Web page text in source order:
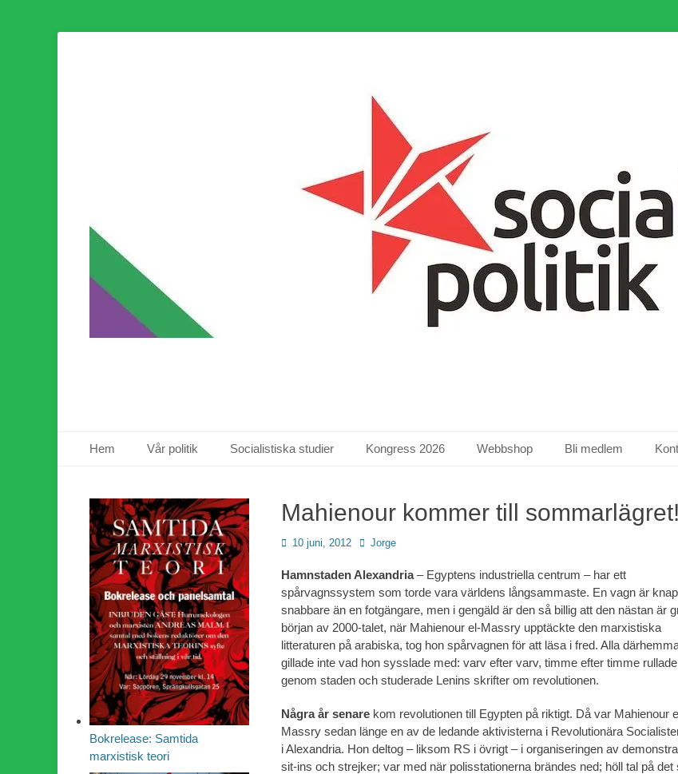
Primär meny
Hem Vår politik Socialistiska studier Kongress 2026 Webbshop Bli medlem
Mahienour kommer till sommarlägret!
Publicerad
10 juni, 2012 Författare
Jorge
Hamnstaden Alexandria– Egyptens industriella centrum – har ett
spårvagnssystem som torde vara världens långsammaste. En vagn är
snabbare än en fotgängare, men i gengäld är den så billig att den nästan är
början av 2000-talet, när Mahienour el-Massry upptäckte den marxistiska
litteraturen på arabiska, tog hon spårvagnen för att läsa i fred. Alla
gillade inte vad hon sysslade med: varv efter varv, timme efter timme
genom staden och studerade Lenins skrifter om revolutionen.
Några år senare kom revolutionen till Egypten på riktigt. Då var Mahienour
Massry sedan länge en av de ledande aktivisterna i Revolutionära
i Alexandria. Hon deltog – liksom RS i övrigt – i organiseringen av
sit-ins och strejker; var med när polisstationerna brändes ned; höll tal på det
Bokrelease: Samtida
marxistisk teori